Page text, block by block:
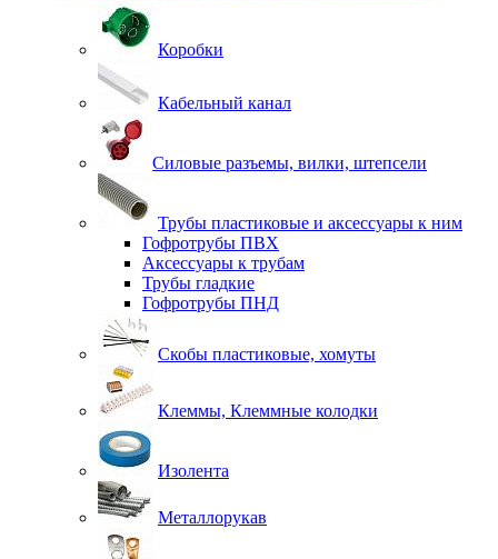
Коробки
Кабельный канал
Силовые разъемы, вилки, штепсели
Трубы пластиковые и аксессуары к ним
Гофротрубы ПВХ
Аксессуары к трубам
Трубы гладкие
Гофротрубы ПНД
Скобы пластиковые, хомуты
Клеммы, Клеммные колодки
Изолента
Металлорукав